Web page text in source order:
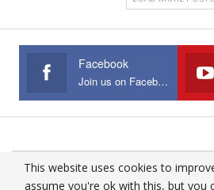
Facebook
Join us on Facebook
© 2025 - All Rights
This website uses cookies to
assume you're ok with this, but you